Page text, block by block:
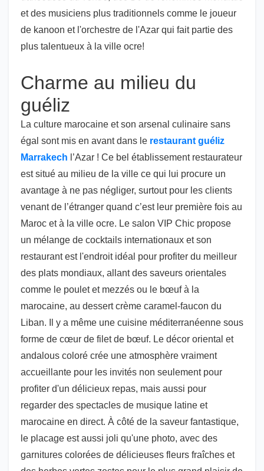
et des musiciens plus traditionnels comme le joueur
de kanoon et l'orchestre de l'Azar qui fait partie des
plus talentueux à la ville ocre!
Charme au milieu du
guéliz
La culture marocaine et son arsenal culinaire sans
égal sont mis en avant dans le restaurant guéliz
Marrakech l’Azar ! Ce bel établissement restaurateur
est situé au milieu de la ville ce qui lui procure un
avantage à ne pas négliger, surtout pour les clients
venant de l’étranger quand c’est leur première fois au
Maroc et à la ville ocre. Le salon VIP Chic propose
un mélange de cocktails internationaux et son
restaurant est l'endroit idéal pour profiter du meilleur
des plats mondiaux, allant des saveurs orientales
comme le poulet et mezzés ou le bœuf à la
marocaine, au dessert crème caramel-faucon du
Liban. Il y a même une cuisine méditerranéenne sous
forme de cœur de filet de bœuf. Le décor oriental et
andalous coloré crée une atmosphère vraiment
accueillante pour les invités non seulement pour
profiter d'un délicieux repas, mais aussi pour
regarder des spectacles de musique latine et
marocaine en direct. À côté de la saveur fantastique,
le placage est aussi joli qu'une photo, avec des
garnitures colorées de délicieuses fleurs fraîches et